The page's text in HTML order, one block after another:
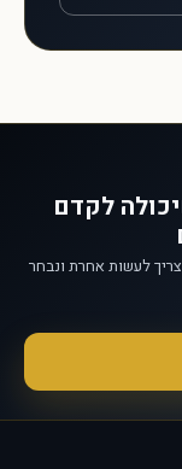
לקדם
לעשות אחרת ונבחר